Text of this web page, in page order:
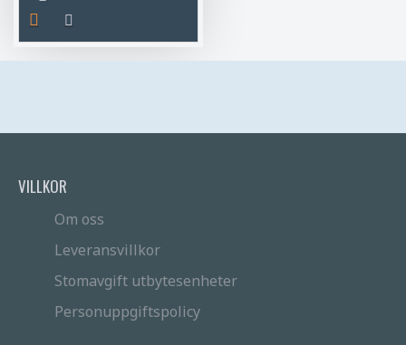
VILLKOR
Om oss
Leveransvillkor
Stomavgift utbytesenheter
Personuppgiftspolicy